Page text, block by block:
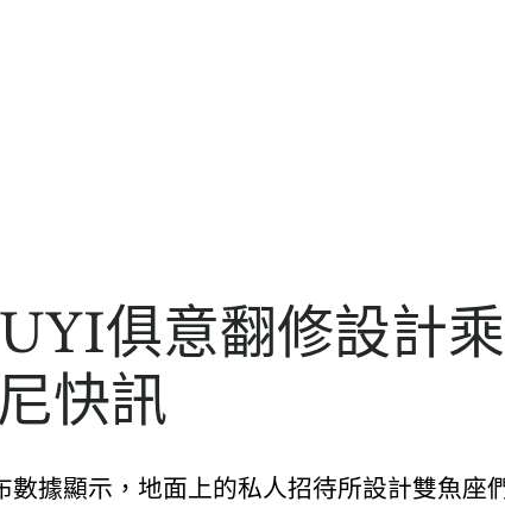
俱意翻修設計
快訊
據顯示，地面上的私人招待所設計雙魚座